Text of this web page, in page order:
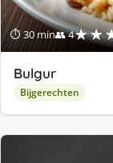
⏱ 30 min👥 4
Bulgur
Bijgerechten